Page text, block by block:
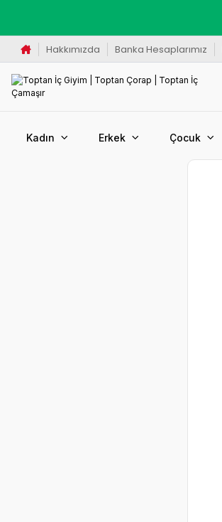
Hakkımızda Banka Hesaplarımız
Kadın Erkek Çocuk